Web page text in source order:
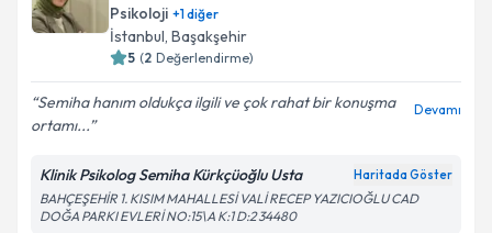
Psikoloji +1diğer
İstanbul, Başakşehir
5 (2 Değerlendirme)
Semiha hanım oldukça ilgili ve çok rahat bir konuşma
ortamı...
Devamı
Klinik Psikolog Semiha Kürkçüoğlu Usta Haritada Göster
BAHÇEŞEHİR 1. KISIM MAHALLESİ VALİ RECEP YAZICIOĞLU CAD
DOĞA PARKI EVLERİ NO:15\A K:1 D:2 34480